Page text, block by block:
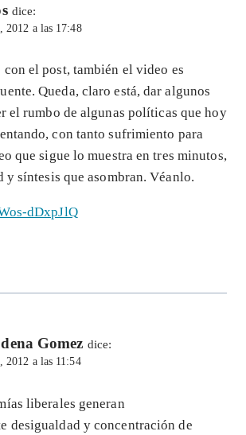
dice:
2012 a las 17:48
el post, también el video es
Queda, claro está, dar algunos
el rumbo de algunas políticas que hoy
con tanto sufrimiento para
que sigue lo muestra en tres minutos,
y síntesis que asombran. Véanlo.
dDxpJlQ
Gomez dice:
2012 a las 11:54
liberales generan
desigualdad y concentración de